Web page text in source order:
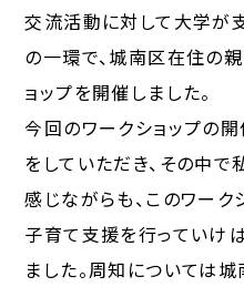
交流活動に対して大学が
の一環で、城南区在住の
ョップを開催しました。
今回のワークショップの
をしていただき、その中
感じながらも、このワーク
子育て支援を行っていけ
ました。周知については